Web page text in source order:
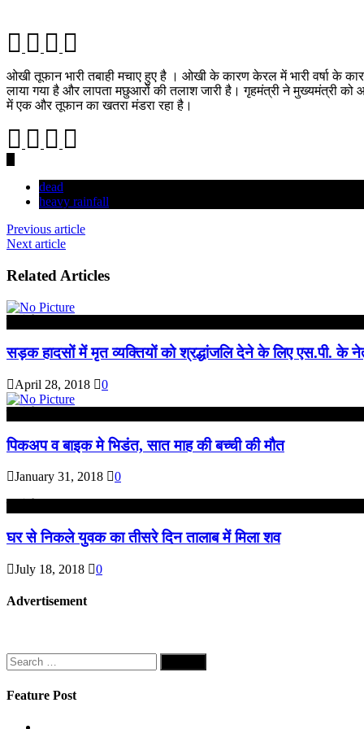
ओखी तूफान भारी तबाही मचाए हुए है । ओखी के कारण केरल में भारी वर्षा के
लाया गया है और लापता मछुआरों की तलाश जारी है। गृहमंत्री ने मुख्‍यमंत्री
में एक और तूफान का खतरा मंडरा रहा है।
dead
heavy rainfall
Previous article
Next article
Related Articles
सड़क हादसों में मृत व्यक्तियों को श्रद्धांजलि देने के लिए एस.पी. के
April 28, 2018 0
पिकअप व बाइक मे भिडंत, सात माह की बच्ची की मौत
January 31, 2018 0
घर से निकले युवक का तीसरे दिन तालाब में मिला शव
July 18, 2018 0
Advertisement
Search
for:
Feature Post